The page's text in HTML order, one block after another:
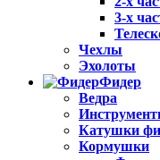
3-х
Чехлы
Эхолоты
Фидер
Ведра
Катушки
Кормушки